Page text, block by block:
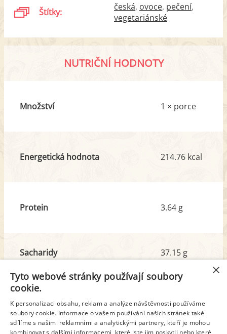
Štítky: česká ovoce pečení
vegetariánské
NUTRIČNÍ HODNOTY
Množství 1 × porce
Energetická hodnota 214.76 kcal
Protein 3.64 g
Sacharidy
z toho cukr
37.15 g
12.48 g
Tuk
z toho nas. mastné kyseliny
8.48 g
1.93 g
×
Tyto webové stránky používají soubory
cookie.
K personalizaci obsahu, reklam a analýze návštěvnosti používáme
soubory cookie. Informace o vašem používání našich stránek také
sdílíme s našimi reklamními a analytickými partnery, kteří je mohou
kombinovat s dalšími informacemi, které jste jim poskytli nebo které